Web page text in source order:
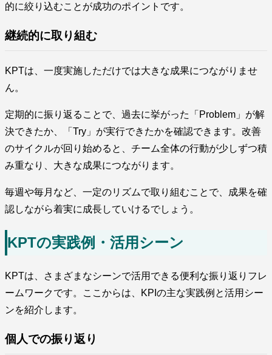
的に絞り込むことが成功のポイントです。
継続的に取り組む
KPTは、一度実施しただけでは大きな成果につながりませ
ん。
定期的に振り返ることで、過去に挙がった「Problem」が解
決できたか、「Try」が実行できたかを確認できます。改善
のサイクルが回り始めると、チーム全体の行動が少しずつ積
み重なり、大きな成果につながります。
毎週や毎月など、一定のリズムで取り組むことで、成果を確
認しながら着実に成長していけるでしょう。
KPTの実践例・活用シーン
KPTは、さまざまなシーンで活用できる便利な振り返りフレ
ームワークです。ここからは、KPIの主な実践例と活用シー
ンを紹介します。
個人での振り返り